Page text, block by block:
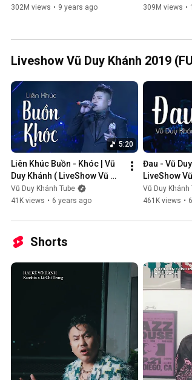
Khang 2017
302M views • 9 years ago
309M views •
Liveshow Vũ Duy Khánh 2019
5:20
Liên Khúc Buồn - Khóc | Vũ
Duy Khánh ( LiveShow Vũ
Duy Khánh 2019 Phần 1/21 )
Vũ Duy Khánh Tube
41K views • 6 years ago
Đau - Vũ
LiveShow
2019 Phần
Vũ Duy Khánh
461K views •
Shorts